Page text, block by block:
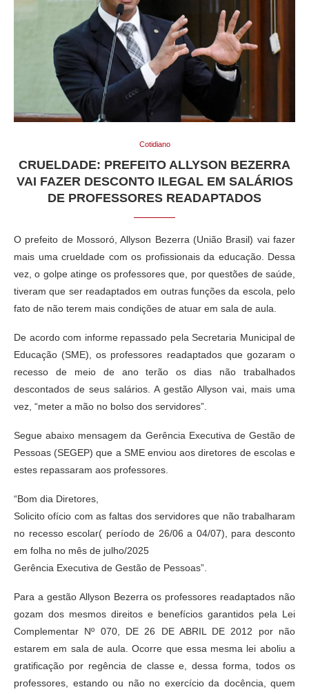
Cotidiano
CRUELDADE: PREFEITO ALLYSON BEZERRA
VAI FAZER DESCONTO ILEGAL EM SALÁRIOS
DE PROFESSORES READAPTADOS
O prefeito de Mossoró, Allyson Bezerra (União Brasil) vai fazer
mais uma crueldade com os profissionais da educação. Dessa
vez, o golpe atinge os professores que, por questões de saúde,
tiveram que ser readaptados em outras funções da escola, pelo
fato de não terem mais condições de atuar em sala de aula.
De acordo com informe repassado pela Secretaria Municipal de
Educação (SME), os professores readaptados que gozaram o
recesso de meio de ano terão os dias não trabalhados
descontados de seus salários. A gestão Allyson vai, mais uma
vez, “meter a mão no bolso dos servidores”.
Segue abaixo mensagem da Gerência Executiva de Gestão de
Pessoas (SEGEP) que a SME enviou aos diretores de escolas e
estes repassaram aos professores.
“Bom dia Diretores,
Solicito ofício com as faltas dos servidores que não trabalharam
no recesso escolar( período de 26/06 a 04/07), para desconto
em folha no mês de julho/2025
Gerência Executiva de Gestão de Pessoas”.
Para a gestão Allyson Bezerra os professores readaptados não
gozam dos mesmos direitos e benefícios garantidos pela Lei
Complementar Nº 070, DE 26 DE ABRIL DE 2012 por não
estarem em sala de aula. Ocorre que essa mesma lei aboliu a
gratificação por regência de classe e, dessa forma, todos os
professores, estando ou não no exercício da docência, quem